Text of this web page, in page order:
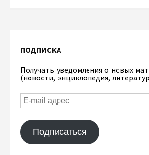
ПОДПИСКА
Получать уведомления о новых
(новости, энциклопедия,
Подписаться